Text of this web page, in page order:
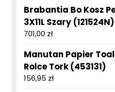
Brabantia Bo Kosz
3X11L Szary (121524N)
701,00 zł
Manutan Papier
Rolce Tork (453131)
156,95 zł